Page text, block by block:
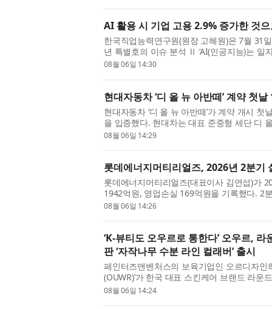
AI 활용 시 기업 고용 2.9% 증가한 것
한국직업능력연구원(원장 고혜원)은 7월 31
년 특별호의 이슈 분석 Ⅱ ‘AI(인공지능)는 일
활용의 고용 효과’를 통해 AI 활용 전후...
08월 06일 14:30
현대자동차 ‘디 올 뉴 아반떼’ 계약 첫
현대자동차 ‘디 올 뉴 아반떼’가 계약 개시
을 입증했다. 현대차는 대표 준중형 세단 디
의 계약을 기록했다고 6일 밝혔다. 이...
08월 06일 14:29
롯데에너지머티리얼즈, 2026년 2분
롯데에너지머티리얼즈(대표이사 김연섭)가
1942억원, 영업손실 169억원을 기록했다. 2
가장 큰 개선 포인트다. 부채비율은 31.5%, ...
08월 06일 14:26
‘K-뷰티도 오우르로 통한다’ 오우르,
판 ‘자작나무 수분 라인 컬래버’ 출시
페인터즈앤벤처스의 보육기업인 오르디자인
(OUWR)’가 한국 대표 스킨케어 브랜드 라
(Olive Young US) 한정판 컬렉션을 선보인다
08월 06일 14:24